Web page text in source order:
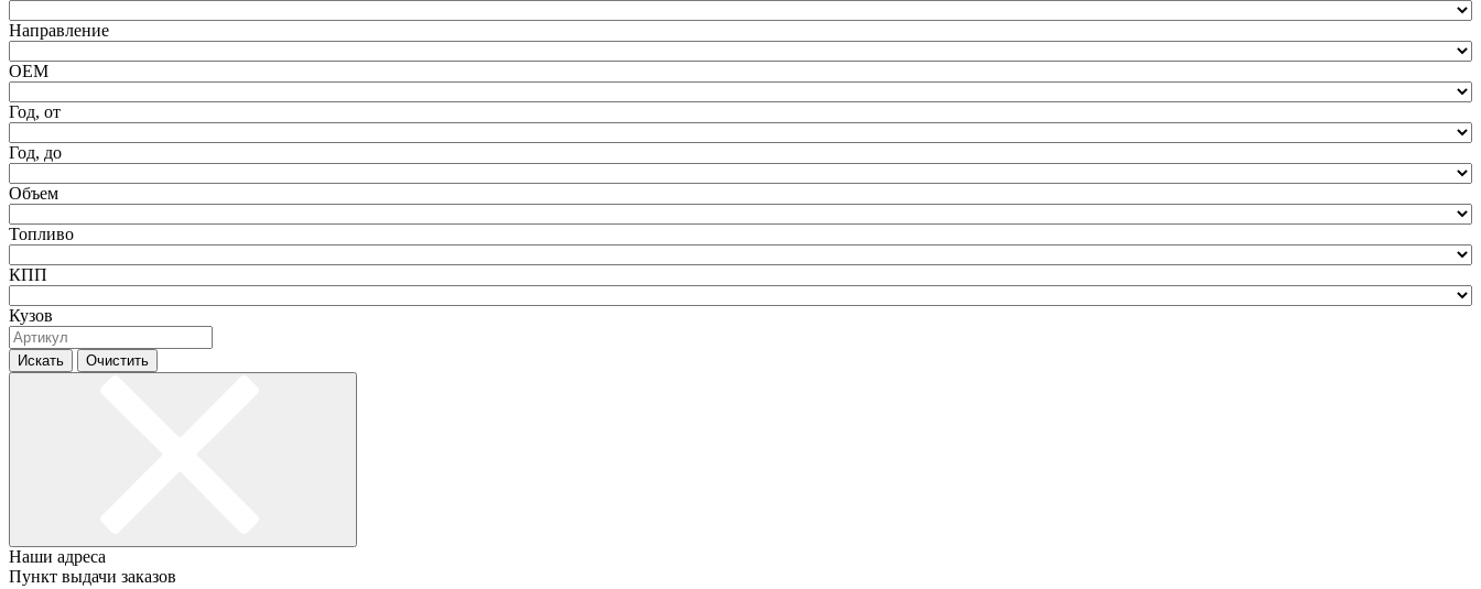
Направление
ОЕМ
Год, от
Год, до
Объем
Топливо
КПП
Кузов
Искать Очистить
Наши адреса
Пункт выдачи заказов